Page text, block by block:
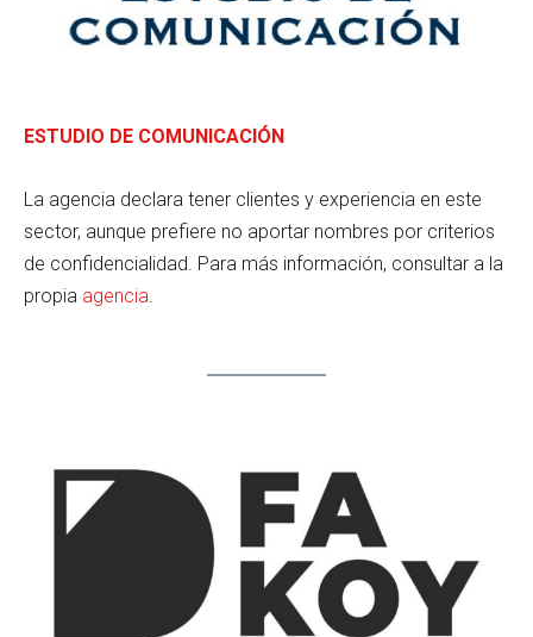
ESTUDIO DE COMUNICACIÓN
La agencia declara tener clientes y experiencia en este
sector, aunque prefiere no aportar nombres por criterios
de confidencialidad. Para más información, consultar a la
propia agencia.